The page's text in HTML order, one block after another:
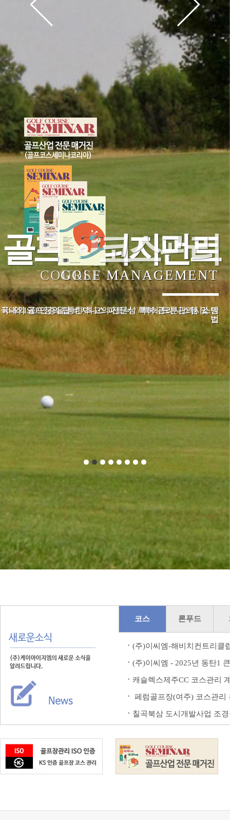
골프 매니지먼트
GOLF MANAGEMENT
국내외 골프장의 탑 비지니스 파트너 / 특허:관리시스템 및 방
법
코스관리
COURSE MANAGEMENT
KS와 ISO 인증을 통한 최고의 전문성 / 특허:드론관리시스템
코스 론푸드
ㆍ (주)이씨엠-해비치컨트리클
ㆍ (주)이씨엠 - 2025년 동탄1
ㆍ 캐슬렉스제주CC 코스관리
ㆍ 페럼골프장(여주) 코스관리
ㆍ 칠곡북삼 도시개발사업 조